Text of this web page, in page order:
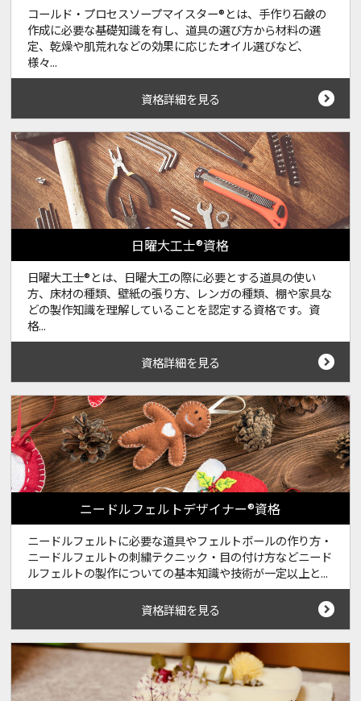
コールド・プロセスソープマイスター®とは、手作り石鹸の
作成に必要な基礎知識を有し、道具の選び方から材料の選
定、乾燥や肌荒れなどの効果に応じたオイル選びなど、
様々...
資格詳細を見る
日曜大工士®資格
日曜大工士®とは、日曜大工の際に必要とする道具の使い
方、床材の種類、壁紙の張り方、レンガの種類、棚や家具な
どの製作知識を理解していることを認定する資格です。資
格...
資格詳細を見る
ニードルフェルトデザイナー®資格
ニードルフェルトに必要な道具やフェルトボールの作り方・
ニードルフェルトの刺繍テクニック・目の付け方などニード
ルフェルトの製作についての基本知識や技術が一定以上と...
資格詳細を見る